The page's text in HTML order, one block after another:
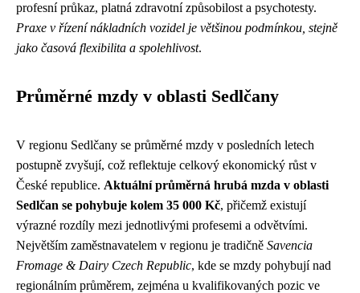
profesní průkaz, platná zdravotní způsobilost a psychotesty.
Praxe v řízení nákladních vozidel je většinou podmínkou, stejně
jako časová flexibilita a spolehlivost.
Průměrné mzdy v oblasti Sedlčany
V regionu Sedlčany se průměrné mzdy v posledních letech
postupně zvyšují, což reflektuje celkový ekonomický růst v
České republice. Aktuální průměrná hrubá mzda v oblasti
Sedlčan se pohybuje kolem 35 000 Kč, přičemž existují
výrazné rozdíly mezi jednotlivými profesemi a odvětvími.
Největším zaměstnavatelem v regionu je tradičně Savencia
Fromage & Dairy Czech Republic, kde se mzdy pohybují nad
regionálním průměrem, zejména u kvalifikovaných pozic ve